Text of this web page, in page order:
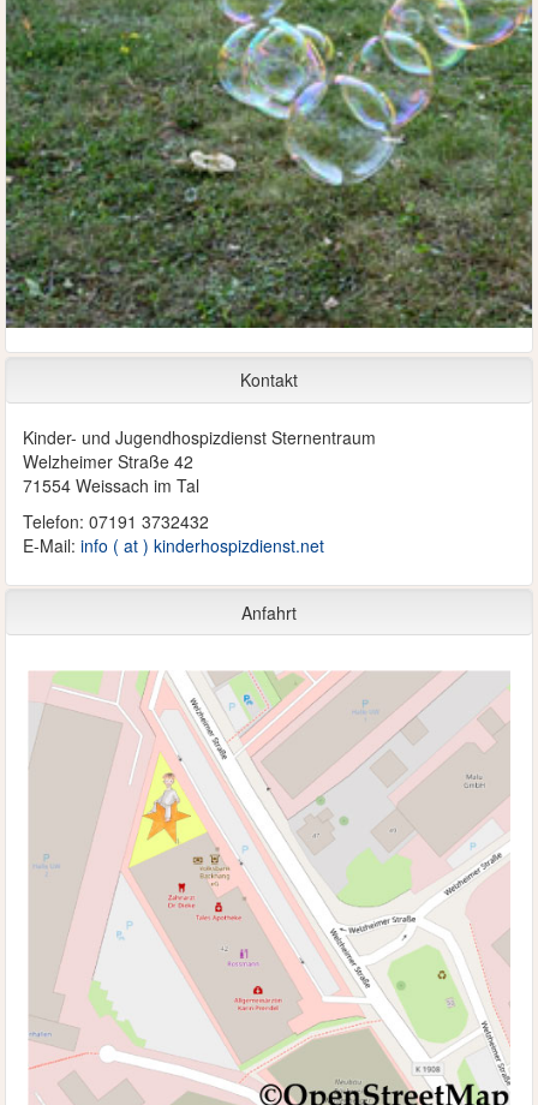
Kontakt
Kinder- und Jugendhospizdienst Sternentraum
Welzheimer Straße 42
71554 Weissach im Tal
Telefon: 07191 3732432
E-Mail: info ( at ) kinderhospizdienst.net
Anfahrt